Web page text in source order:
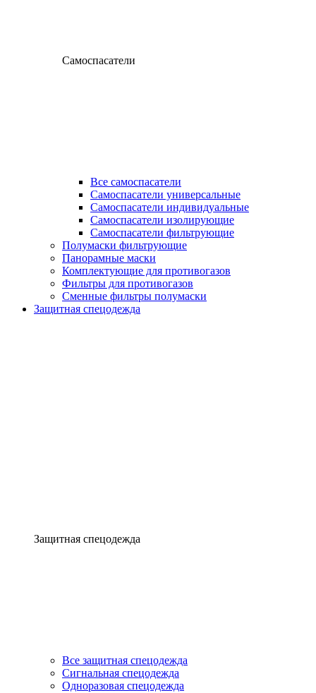
Самоспасатели
Все самоспасатели
Самоспасатели универсальные
Самоспасатели индивидуальные
Самоспасатели изолирующие
Самоспасатели фильтрующие
Полумаски фильтрующие
Панорамные маски
Комплектующие для противогазов
Фильтры для противогазов
Сменные фильтры полумаски
Защитная спецодежда
Защитная спецодежда
Все защитная спецодежда
Сигнальная спецодежда
Одноразовая спецодежда